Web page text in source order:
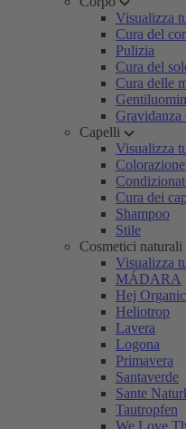
Visualizza
Cura del
Pulizia
Cura del
Cura delle
Gravidanza
Capelli
Visualizza
Colorazione
Cura dei
Shampoo
Stile
Cosmetici
Visualizza
MÁDARA
Hej Organic
Heliotrop
Lavera
Logona
Primavera
Santaverde
Sante
Tautropfen
We Love